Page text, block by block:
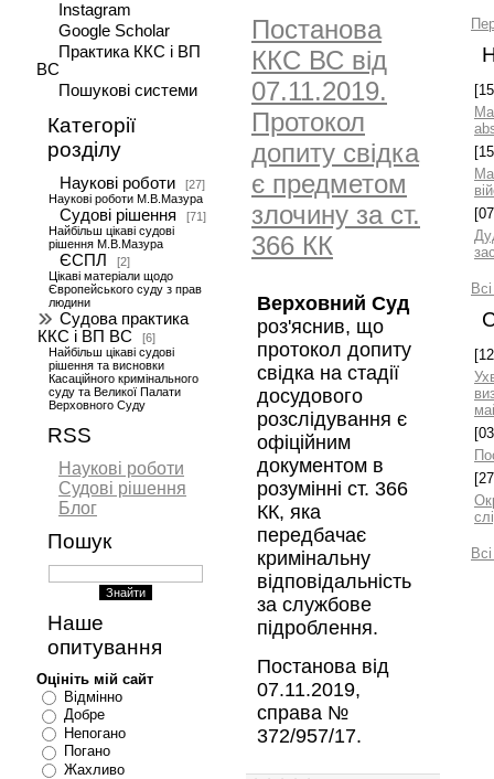
Instagram
Google Scholar
Практика ККС і ВП
ВС
Пошукові системи
Категорії
розділу
Наукові роботи
[27]
Наукові роботи М.В.Мазура
Судові рішення
[71]
Найбільш цікаві судові
рішення М.В.Мазура
ЄСПЛ
[2]
Цікаві матеріали щодо
Європейського суду з прав
людини
Судова практика
ККС і ВП ВС
[6]
Найбільш цікаві судові
рішення та висновки
Касаційного кримінального
суду та Великої Палати
Верховного Суду
RSS
Наукові роботи
Судові рішення
Блог
Пошук
Наше
опитування
Оцініть мій сайт
Відмінно
Добре
Непогано
Погано
Жахливо
Постанова
ККС ВС від
07.11.2019.
Протокол
допиту свідка
є предметом
злочину за ст.
366 КК
Верховний Суд
роз'яснив, що
протокол допиту
свідка на стадії
досудового
розслідування є
офіційним
документом в
розумінні ст. 366
КК, яка
передбачає
кримінальну
відповідальність
за службове
підроблення.
Постанова від
07.11.2019,
справа №
372/957/17.